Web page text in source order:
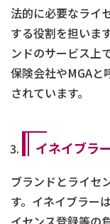
法的に必要なライ
する役割を担いま
ンドのサービス上
保険会社やMGAと
されています。
イネイブラー
ブランドとライセ
す。イネイブラー